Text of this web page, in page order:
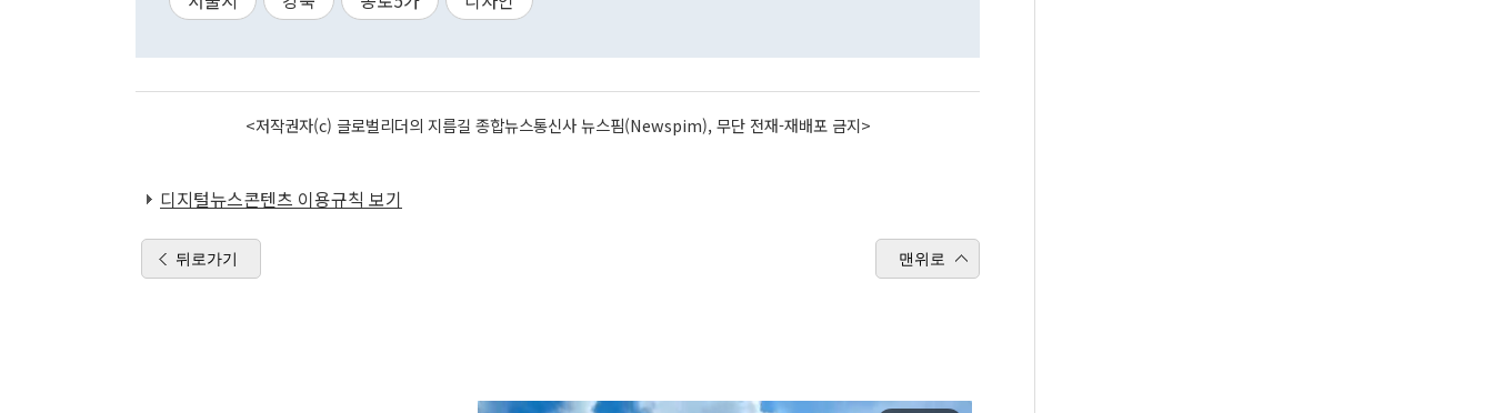
<저작권자(c) 글로벌리더의 지름길 종합뉴스통신사 뉴스핌(Newspim), 무단 전재-재배포 금지>
디지털뉴스콘텐츠 이용규칙 보기
뒤로가기 맨위로